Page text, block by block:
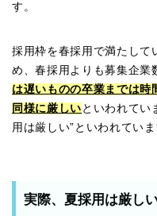
す。
採用枠を春採用で満たして
め、春採用よりも募集企業
は遅いものの卒業までは時
同様に厳しい といわれてい
用は厳しい”といわれていま
実際、夏採用は厳し